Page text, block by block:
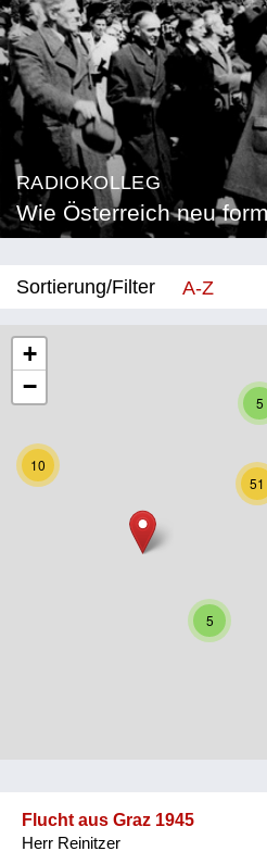
RADIOKOLLEG
Wie Österreich neu
Sortierung/Filter
A-Z
Kärnten
Salzburg
5
51
5
10
+
−
Flucht aus Graz 1945
Herr Reinitzer